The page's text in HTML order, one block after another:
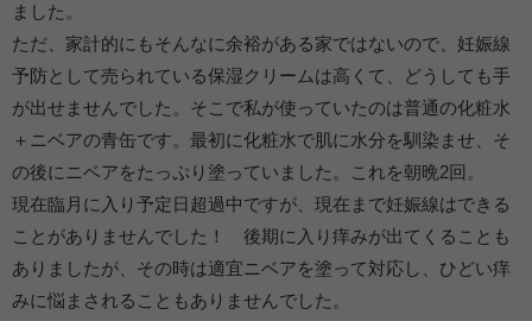
ました。
ただ、家計的にもそんなに余裕がある家ではないので、妊娠線
予防として売られている保湿クリームは高くて、どうしても手
が出せませんでした。そこで私が使っていたのは普通の化粧水
＋ニベアの青缶です。最初に化粧水で肌に水分を馴染ませ、そ
の後にニベアをたっぷり塗っていました。これを朝晩2回。
現在臨月に入り予定日超過中ですが、現在まで妊娠線はできる
ことがありませんでした！ 後期に入り痒みが出てくることも
ありましたが、その時は適宜ニベアを塗って対応し、ひどい痒
みに悩まされることもありませんでした。